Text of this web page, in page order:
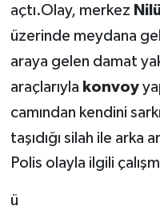
açtı.Olay, merkez
üzerinde meydana
araya gelen damat
araçlarıyla konvoy
camından kendini
taşıdığı silah ile arka
Polis olayla ilgili
ü